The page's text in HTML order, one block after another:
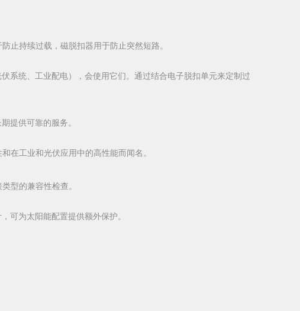
止持续过载，磁脱扣器用于防止突然短路。
系统、工业配电），会使用它们。通过结合电子脱扣单元来定制过
提供可靠的服务。
在工业和光伏应用中的高性能而闻名。
型的兼容性检查。
可为太阳能配置提供额外保护。